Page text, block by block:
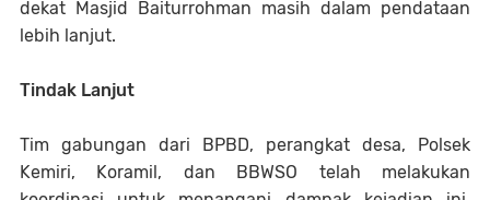
dekat Masjid Baiturrohman masih dalam pendataan
lebih lanjut.
Tindak Lanjut
Tim gabungan dari BPBD, perangkat desa, Polsek
Kemiri, Koramil, dan BBWSO telah melakukan